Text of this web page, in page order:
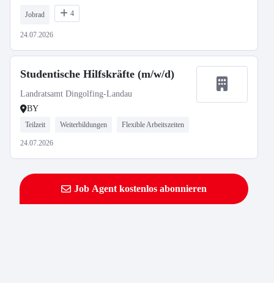
Jobrad 4
24.07.2026
Studentische Hilfskräfte (m/w/d)
Landratsamt Dingolfing-Landau
BY
Teilzeit Weiterbildungen Flexible Arbeitszeiten
24.07.2026
Job Agent kostenlos abonnieren